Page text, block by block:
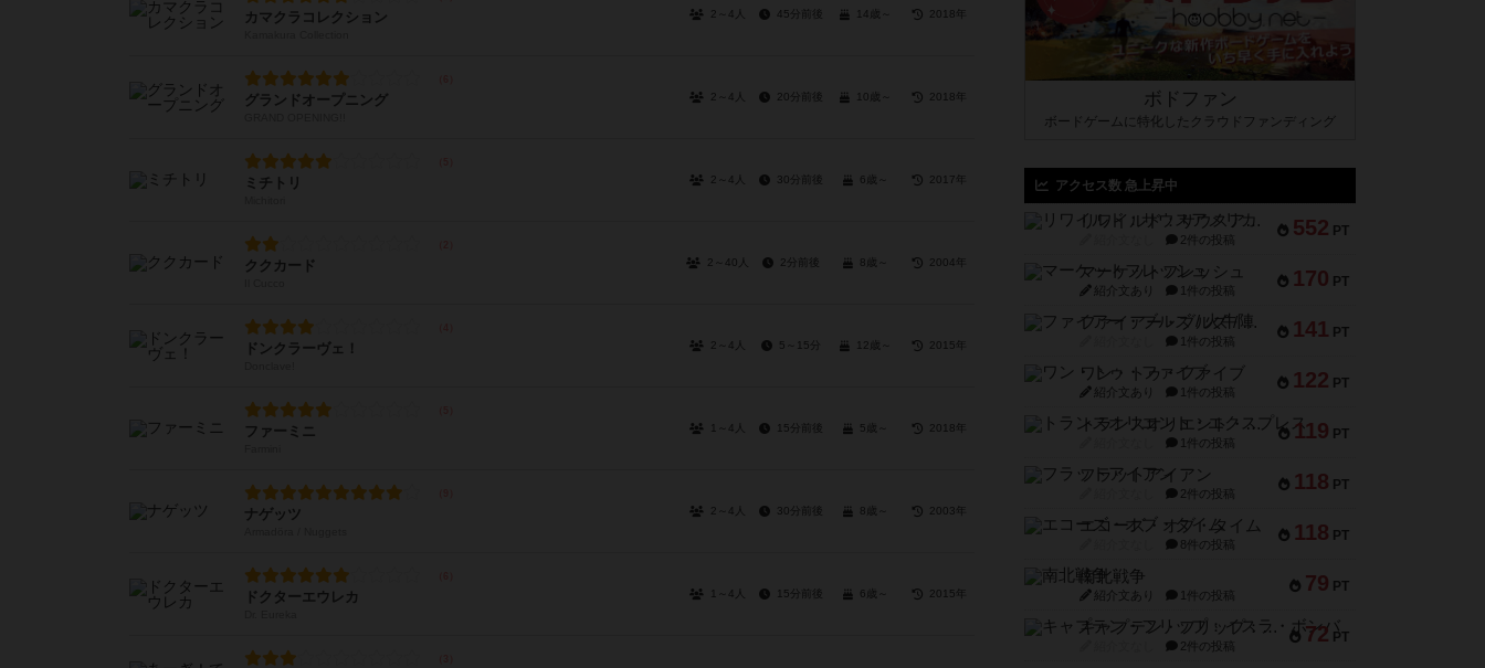
カマクラコレクション 2～4人 45分前後 14歳～ 2018年
グランドオープニング 2～4人 20分前後 10歳～ 2018年
ミチトリ 2～4人 30分前後 6歳～ 2017年
ククカード 2～40人 2分前後 8歳～ 2004年
ドンクラーヴェ！ 2～4人 5～15分 12歳～ 2015年
ファーミニ 1～4人 15分前後 5歳～ 2018年
ナゲッツ 2～4人 30分前後 8歳～ 2003年
ドクターエウレカ 1～4人 15分前後 6歳～ 2015年
ボドファン
ボードゲームに特化したクラウドファンディング
アクセス数 急上昇中
552 PT
リワイルド：サウスアメリカ
2件の投稿
170 PT
マーケットフレッシュ
紹介文あり 1件の投稿
141 PT
ファイアー・ブルズ / 火牛陣
1件の投稿
122 PT
ワン・トゥ・ファイブ
紹介文あり 1件の投稿
119 PT
トランスオリエント・エクスプレス
1件の投稿
118 PT
フラットアイアン
2件の投稿
118 PT
エコーズ・オブ・タイム
8件の投稿
79 PT
南北戦争
紹介文あり 1件の投稿
72 PT
キャプテン・フリップ：イスラ・ボンバ
2件の投稿